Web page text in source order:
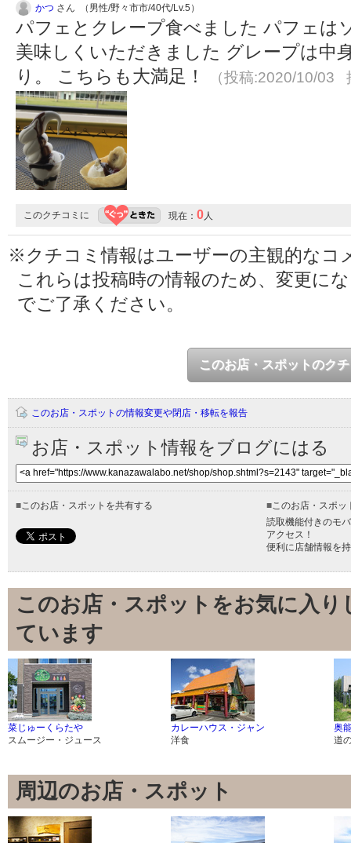
かつ さん （男性/野々市市/40代/Lv.5）
パフェとクレープ食べました パフェは
美味しくいただきました グレープは中
り。 こちらも大満足！
（投稿:2020/10/03
このクチコミに 現在： 0 人
※クチコミ情報はユーザーの主観的なコ
これらは投稿時の情報のため、変更に
でご了承ください。
このお店・スポットのク
このお店・スポットの情報変更や閉店・移転を報告
お店・スポット情報をブログにはる
■ このお店・スポットを共有する ■ このお店・スポ
読取機能付きのモ
アクセス！
便利に店舗情報を
このお店・スポットをお気に入
ています
菜じゅーくらたや
スムージー・ジュース
カレーハウス・ジャン
洋食
奥
道
周辺のお店・スポット